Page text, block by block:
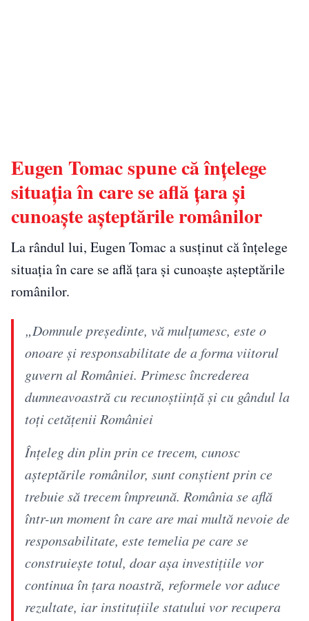
Eugen Tomac spune că înțelege
situația în care se află țara și
cunoaște așteptările românilor
La rândul lui, Eugen Tomac a susținut că înțelege
situația în care se află țara și cunoaște așteptările
românilor.
„Domnule președinte, vă mulțumesc, este o
onoare și responsabilitate de a forma viitorul
guvern al României. Primesc încrederea
dumneavoastră cu recunoștiință și cu gândul la
toți cetățenii României
Înțeleg din plin prin ce trecem, cunosc
așteptările românilor, sunt conștient prin ce
trebuie să trecem împreună. România se află
într-un moment în care are mai multă nevoie de
responsabilitate, este temelia pe care se
construiește totul, doar așa investițiile vor
continua în țara noastră, reformele vor aduce
rezultate, iar instituțiile statului vor recupera